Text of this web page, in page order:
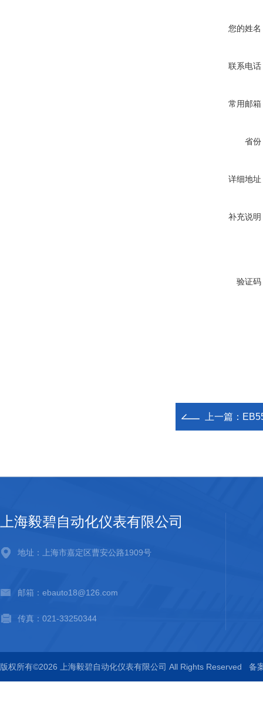
您的姓名
联系电话
常用邮箱
省份
详细地址
补充说明
验证码
上一篇：
上海毅碧自动化仪表有限公司
地址：上海市嘉定区曹安公路1909号
邮箱：ebauto18@126.com
传真：021-33250344
版权所有©2026 上海毅碧自动化仪表有限公司 All Rights Reserved 备